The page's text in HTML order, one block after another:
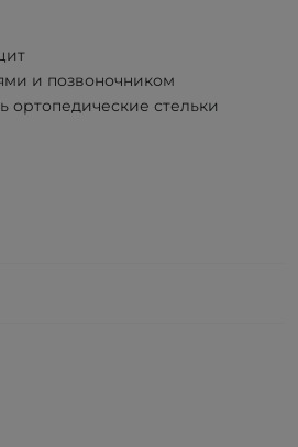
и позвоночником
ортопедические стельки